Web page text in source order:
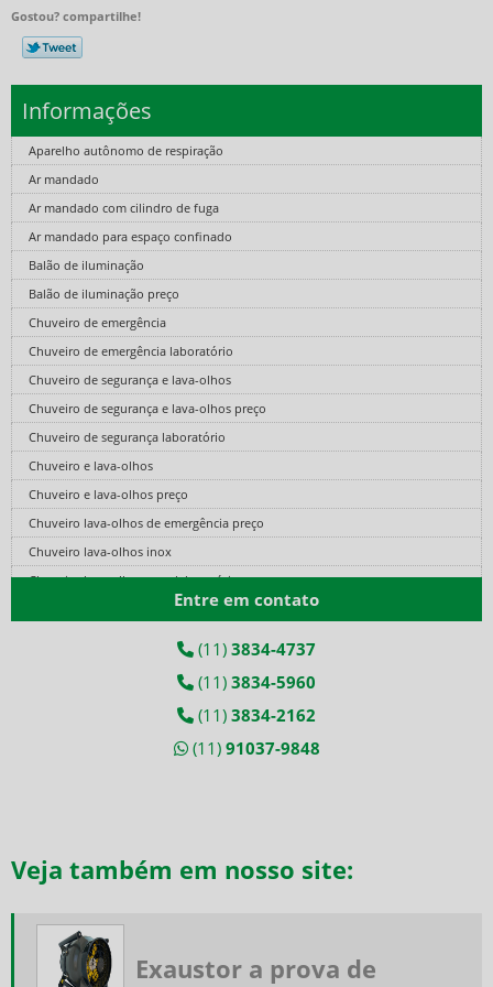
Gostou? compartilhe!
Informações
Aparelho autônomo de respiração
Ar mandado
Ar mandado com cilindro de fuga
Ar mandado para espaço confinado
Balão de iluminação
Balão de iluminação preço
Chuveiro de emergência
Chuveiro de emergência laboratório
Chuveiro de segurança e lava-olhos
Chuveiro de segurança e lava-olhos preço
Chuveiro de segurança laboratório
Chuveiro e lava-olhos
Chuveiro e lava-olhos preço
Chuveiro lava-olhos de emergência preço
Chuveiro lava-olhos inox
Chuveiro lava-olhos para laboratório
Cilindro de ar comprimido fibra de carbono
Cilindro de ar fibra de carbono
Cilindro de ar respirável preço
Conjunto autônomo de ar respirável
Conjunto de ar mandado
Equipamento ar mandado
Equipamento autônomo de respiração
Equipamento de proteção respiratória
Entre em contato
(11) 3834-4737
(11) 3834-5960
(11) 3834-2162
(11) 91037-9848
Veja também em nosso site:
Exaustor a prova de